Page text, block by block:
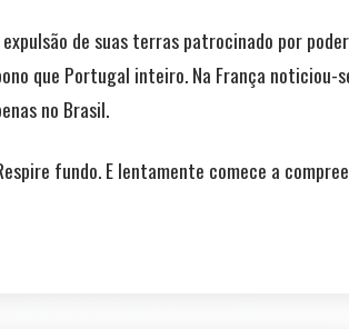
de suas terras patrocinado por
que Portugal inteiro. Na França noticiou-
no Brasil.
fundo. E lentamente comece a